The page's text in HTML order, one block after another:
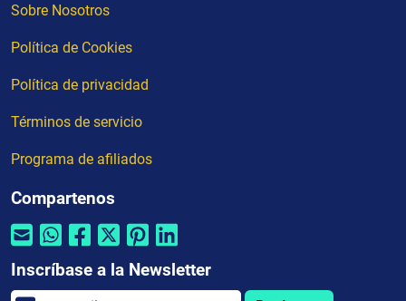
Sobre Nosotros
Política de Cookies
Política de privacidad
Términos de servicio
Programa de afiliados
Compartenos
Inscríbase a la Newsletter